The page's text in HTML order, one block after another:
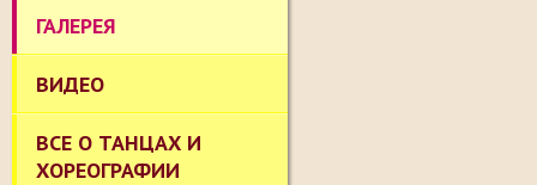
ГАЛЕРЕЯ
ВИДЕО
ВСЕ О ТАНЦАХ И
ХОРЕОГРАФИИ